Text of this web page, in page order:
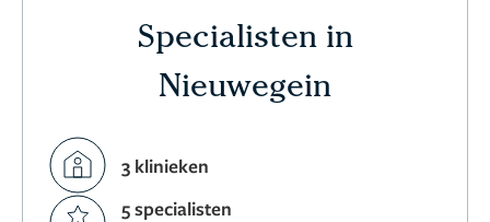
Specialisten in
Nieuwegein
3 klinieken
5 specialisten